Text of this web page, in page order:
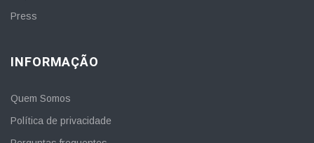
Press
INFORMAÇÃO
Quem Somos
Política de privacidade